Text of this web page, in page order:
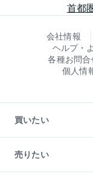
首都
会社情報
ヘルプ・
各種お問合
個人情
買いたい
新築・分譲マンションの
中古マンションの購入
一戸建ての購入
売りたい